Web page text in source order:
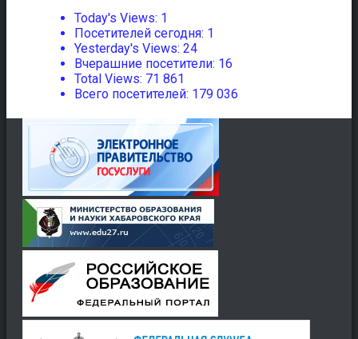
Today's Views: 1
Посетителей сегодня: 1
Yesterday's Views: 24
Вчерашние посетители: 16
Total Views: 71 861
Всего посетителей: 179 036